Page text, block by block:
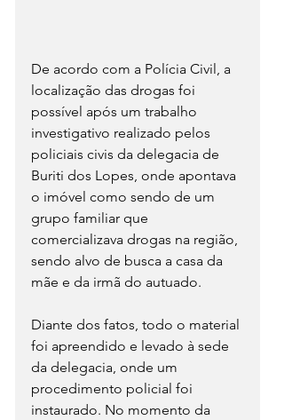
De acordo com a Polícia Civil, a
localização das drogas foi
possível após um trabalho
investigativo realizado pelos
policiais civis da delegacia de
Buriti dos Lopes, onde apontava
o imóvel como sendo de um
grupo familiar que
comercializava drogas na região,
sendo alvo de busca a casa da
mãe e da irmã do autuado.
Diante dos fatos, todo o material
foi apreendido e levado à sede
da delegacia, onde um
procedimento policial foi
instaurado. No momento da